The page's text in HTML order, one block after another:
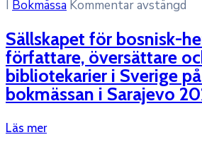
I Bokmässa Kommentar avstängd
Sällskapet för bosnisk-
författare, översättare
bibliotekarier i Sverige
bokmässan i Sarajevo
Läs mer